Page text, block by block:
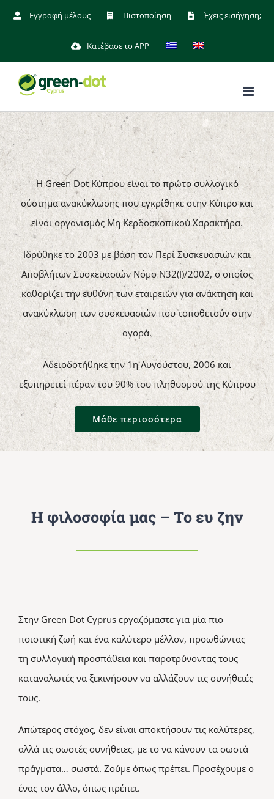
ΜετάβασηΕγγραφή μέλους Πιστοποίηση Έχεις εισήγηση;
Κατέβασε το APP
H Green Dot Κύπρου είναι το πρώτο συλλογικό
σύστημα ανακύκλωσης που εγκρίθηκε στην Κύπρο και
είναι οργανισμός Μη Κερδοσκοπικού Χαρακτήρα.
Ιδρύθηκε το 2003 με βάση τον Περί Συσκευασιών και
Αποβλήτων Συσκευασιών Νόμο Ν32(Ι)/2002, ο οποίος
καθορίζει την ευθύνη των εταιρειών για ανάκτηση και
ανακύκλωση των συσκευασιών που τοποθετούν στην
αγορά.
Αδειοδοτήθηκε την 1η Αυγούστου, 2006 και
εξυπηρετεί πέραν του 90% του πληθυσμού της Κύπρου
Mάθε περισσότερα
Η φιλοσοφία μας – Το ευ ζην
Στην Green Dot Cyprus εργαζόμαστε για μία πιο
ποιοτική ζωή και ένα καλύτερο μέλλον, προωθώντας
τη συλλογική προσπάθεια και παροτρύνοντας τους
καταναλωτές να ξεκινήσουν να αλλάζουν τις συνήθειές
τους.
Απώτερος στόχος, δεν είναι αποκτήσουν τις καλύτερες,
αλλά τις σωστές συνήθειες, με το να κάνουν τα σωστά
πράγματα… σωστά. Ζούμε όπως πρέπει. Προσέχουμε ο
ένας τον άλλο, όπως πρέπει.